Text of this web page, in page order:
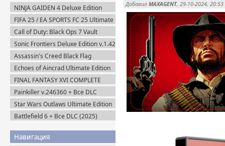
NINJA GAIDEN 4 Deluxe Edition
v.1.0.4.0 (2025) Portable
FIFA 25 / EA SPORTS FC 25 Ultimate
Edition (2024) EA-Rip
Call of Duty: Black Ops 7 Vault
Edition (2025) Steam-Rip
Sonic Frontiers Deluxe Edition v.1.42
+ Все DLC (2022) Пиратка
Assassin's Creed Black Flag
Resynced (2026) Uplay-Rip
Echoes of Aincrad Ultimate Edition
(2026) Steam-Rip
FINAL FANTASY XVI COMPLETE
EDITION v.1.03 (2024) Пиратка
Painkiller v.246360 + Все DLC
(2025) Portable
Star Wars Outlaws Ultimate Edition
(2024) Uplay-Rip
Battlefield 6 + Все DLC (2025)
Навигация
Добавил MAXAGENT, 29-10-2024, 20:53